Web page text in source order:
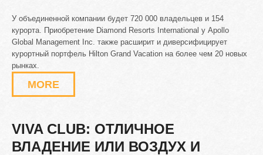
У объединенной компании будет 720 000 владельцев и 154
курорта. Приобретение Diamond Resorts International у Apollo
Global Management Inc. также расширит и диверсифицирует
курортный портфель Hilton Grand Vacation на более чем 20 новых
рынках.
MORE
VIVA CLUB: ОТЛИЧНОЕ
ВЛАДЕНИЕ ИЛИ ВОЗДУХ И